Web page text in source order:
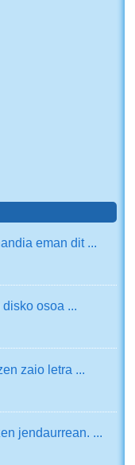
eman dit ...
osoa ...
zaio letra ...
jendaurrean. ...